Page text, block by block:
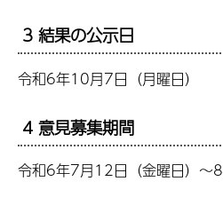
3 結果の公示日
令和6年10月7日（月曜日）
4 意見募集期間
令和6年7月12日（金曜日）～8